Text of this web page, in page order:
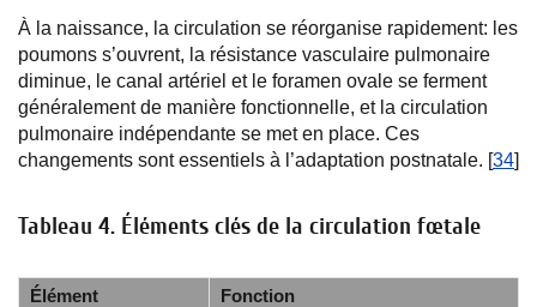
À la naissance, la circulation se réorganise rapidement: les
poumons s’ouvrent, la résistance vasculaire pulmonaire
diminue, le canal artériel et le foramen ovale se ferment
généralement de manière fonctionnelle, et la circulation
pulmonaire indépendante se met en place. Ces
changements sont essentiels à l’adaptation postnatale. [34]
Tableau 4. Éléments clés de la circulation fœtale
Élément
Fonction